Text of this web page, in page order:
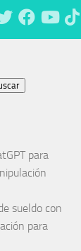
para
sueldo con
para